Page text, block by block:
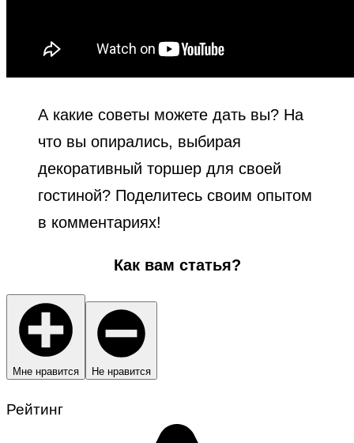
А какие советы можете дать вы? На
что вы опирались, выбирая
декоративный торшер для своей
гостиной? Поделитесь своим опытом
в комментариях!
Как вам статья?
Мне нравится Не нравится
Рейтинг